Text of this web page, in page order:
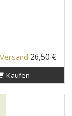
26,50 €
Kaufen